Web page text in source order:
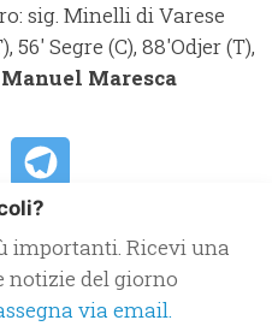
sig. Minelli di Varese
Segre (C), 88'Odjer (T),
Manuel Maresca
importanti. Ricevi una
notizie del giorno
via email.